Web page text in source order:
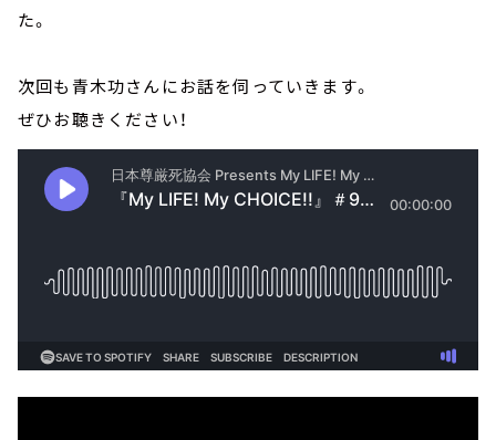
た。
次回も青木功さんにお話を伺っていきます。
ぜひお聴きください！